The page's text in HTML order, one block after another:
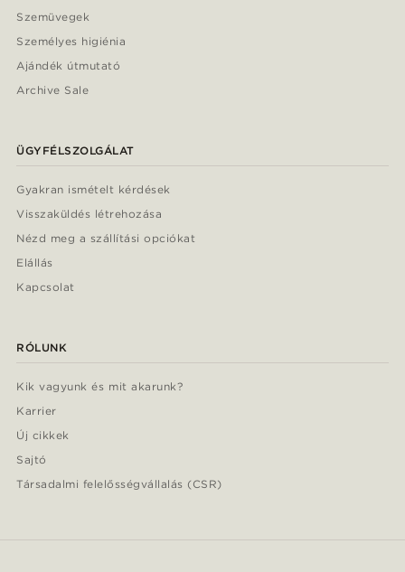
Szemüvegek
Személyes higiénia
Ajándék útmutató
Archive Sale
ÜGYFÉLSZOLGÁLAT
Gyakran ismételt kérdések
Visszaküldés létrehozása
Nézd meg a szállítási opciókat
Elállás
Kapcsolat
RÓLUNK
Kik vagyunk és mit akarunk?
Karrier
Új cikkek
Sajtó
Társadalmi felelősségvállalás (CSR)